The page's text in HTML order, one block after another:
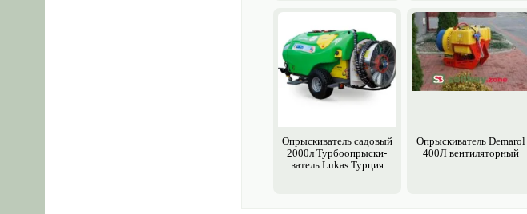
Опрыски­ватель садовый
2000л Турбоопрыски­
ватель Lukas Турция
Опрыски­ватель Demarol
400Л вентиляторный